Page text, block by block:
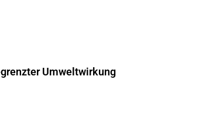
Umweltwirkung